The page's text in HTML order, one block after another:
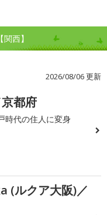
西】
2026/08/06 更新
都府
時代の住人に変身
(ルクア大阪)／